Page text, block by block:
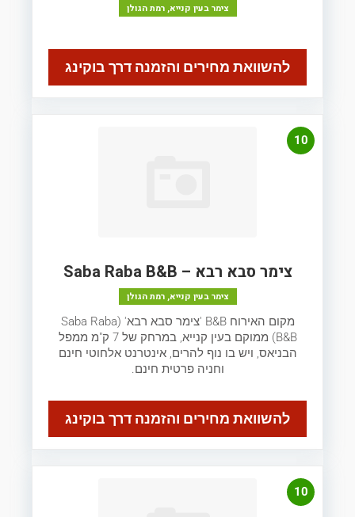
צימר בעין קנייא, רמת הגולן
להשוואת מחירים והזמנה דרך בוקינג
10
צימר סבא רבא – Saba Raba B&B
צימר בעין קנייא, רמת הגולן
מקום האירוח B&B 'צימר סבא רבא' (Saba Raba
B&B) ממוקם בעין קנייא, במרחק של 7 ק"מ ממפל
הבניאס, ויש בו נוף להרים, אינטרנט אלחוטי חינם
וחניה פרטית חינם.
להשוואת מחירים והזמנה דרך בוקינג
10